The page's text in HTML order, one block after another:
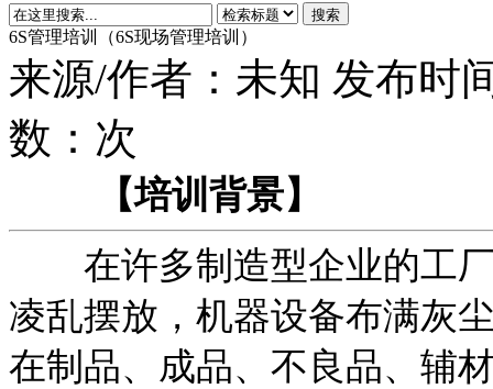
搜索
6S管理培训（6S现场管理培训）
来源/作者： 未知 发布时
数： 次
【培训背景】
在许多制造型企业的工厂
凌乱摆放，机器设备布满灰
在制品、成品、不良品、辅